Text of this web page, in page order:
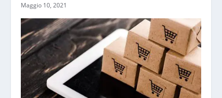
Maggio 10, 2021